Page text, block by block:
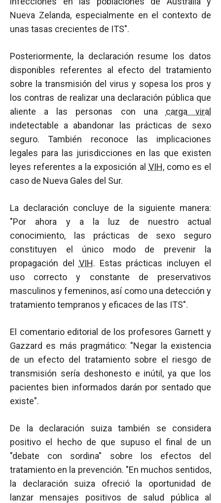
Nueva Zelanda, especialmente en el contexto de
unas tasas crecientes de ITS".
Posteriormente, la declaración resume los datos
disponibles referentes al efecto del tratamiento
sobre la transmisión del virus y sopesa los pros y
los contras de realizar una declaración pública que
aliente a las personas con una carga viral
indetectable a abandonar las prácticas de sexo
seguro. También reconoce las implicaciones
legales para las jurisdicciones en las que existen
leyes referentes a la exposición al VIH, como es el
caso de Nueva Gales del Sur.
La declaración concluye de la siguiente manera:
"Por ahora y a la luz de nuestro actual
conocimiento, las prácticas de sexo seguro
constituyen el único modo de prevenir la
propagación del VIH. Estas prácticas incluyen el
uso correcto y constante de preservativos
masculinos y femeninos, así como una detección y
tratamiento tempranos y eficaces de las ITS".
El comentario editorial de los profesores Garnett y
Gazzard es más pragmático: "Negar la existencia
de un efecto del tratamiento sobre el riesgo de
transmisión sería deshonesto e inútil, ya que los
pacientes bien informados darán por sentado que
existe".
De la declaración suiza también se considera
positivo el hecho de que supuso el final de un
"debate con sordina" sobre los efectos del
tratamiento en la prevención. "En muchos sentidos,
la declaración suiza ofreció la oportunidad de
lanzar mensajes positivos de salud pública al